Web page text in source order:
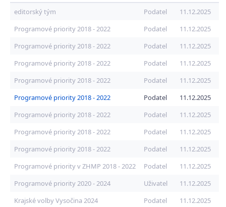
editorský tým
Podatel
11.12.2025
Programové priority 2018 - 2022
Podatel
11.12.2025
Programové priority 2018 - 2022
Podatel
11.12.2025
Programové priority 2018 - 2022
Podatel
11.12.2025
Programové priority 2018 - 2022
Podatel
11.12.2025
Programové priority 2018 - 2022
Podatel
11.12.2025
Programové priority 2018 - 2022
Podatel
11.12.2025
Programové priority 2018 - 2022
Podatel
11.12.2025
Programové priority 2018 - 2022
Podatel
11.12.2025
Programové priority v ZHMP 2018 - 2022
Podatel
11.12.2025
Programové priority 2020 - 2024
Uživatel
11.12.2025
Krajské volby Vysočina 2024
Podatel 11.12.2025